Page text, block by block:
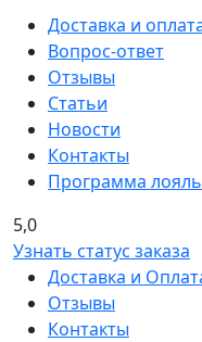
Доставка и
Вопрос-ответ
Отзывы
Статьи
Новости
Контакты
Программа
5,0
Узнать статус заказа
Доставка и
Отзывы
Контакты